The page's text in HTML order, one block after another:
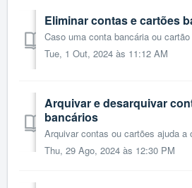
Eliminar contas e cartões
Tue, 1 Out, 2024 às 11:12 AM
Arquivar e desarquivar
bancários
Thu, 29 Ago, 2024 às 12:30 PM